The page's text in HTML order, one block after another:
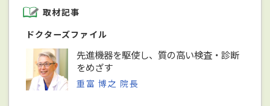
取材記事
ドクターズファイル
先進機器を駆使し、質の高い検査・診断
をめざす
重富 博之 院長